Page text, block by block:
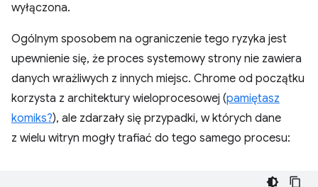
wyłączona.
Ogólnym sposobem na ograniczenie tego ryzyka jest
upewnienie się, że proces systemowy strony nie zawiera
danych wrażliwych z innych miejsc. Chrome od początku
korzysta z architektury wieloprocesowej (pamiętasz
komiks?), ale zdarzały się przypadki, w których dane
z wielu witryn mogły trafiać do tego samego procesu: